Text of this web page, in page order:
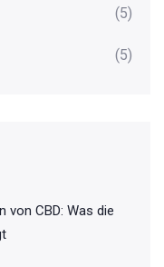
(5)
(5)
von CBD: Was die